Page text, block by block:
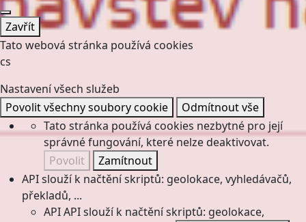
Zavřít
Tato webová stránka používá cookies
cs
Nastavení všech služeb
Povolit všechny soubory cookie
Odmítnout vše
Tato stránka používá cookies nezbytné pro její
správné fungování, které nelze deaktivovat.
Povolit
Zamítnout
API slouží k načtění skriptů: geolokace, vyhledávačů,
překladů, ...
APIAPI slouží k načtění skriptů: geolokace,